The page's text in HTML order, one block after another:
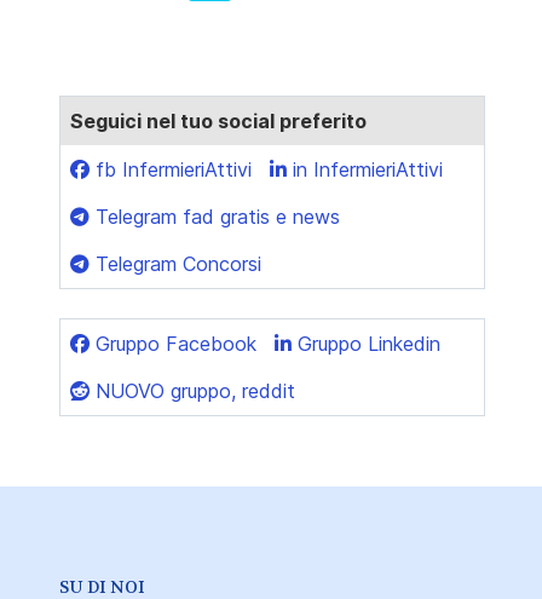
Seguici nel tuo social preferito
fb InfermieriAttivi
in InfermieriAttivi
Telegram fad gratis e news
Telegram Concorsi
Gruppo Facebook
Gruppo Linkedin
NUOVO gruppo, reddit
SU DI NOI